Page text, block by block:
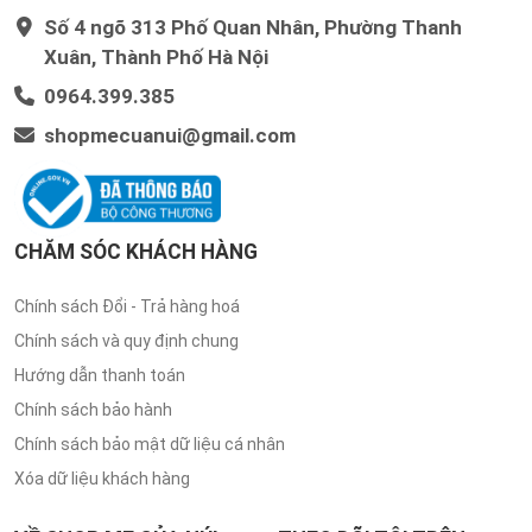
Số 4 ngõ 313 Phố Quan Nhân, Phường Thanh
Xuân, Thành Phố Hà Nội
0964.399.385
shopmecuanui@gmail.com
CHĂM SÓC KHÁCH HÀNG
Chính sách Đổi - Trả hàng hoá
Chính sách và quy định chung
Hướng dẫn thanh toán
Chính sách bảo hành
Chính sách bảo mật dữ liệu cá nhân
Xóa dữ liệu khách hàng